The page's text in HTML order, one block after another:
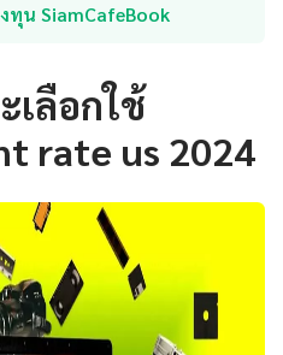
ทุน SiamCafeBook
เลือกใช้
rate us 2024